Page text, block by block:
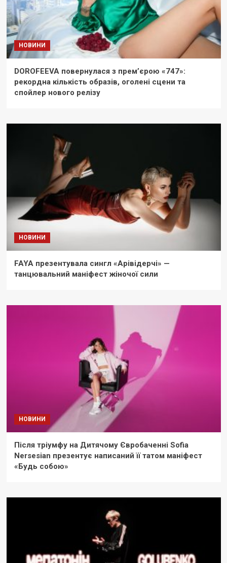
НОВИНИ
DOROFEEVA повернулася з прем’єрою «747»:
рекордна кількість образів, оголені сцени та
спойлер нового релізу
НОВИНИ
FAYA презентувала сингл «Арівідерчі» —
танцювальний маніфест жіночої сили
НОВИНИ
Після тріумфу на Дитячому Євробаченні Sofia
Nersesian презентує написаний її татом маніфест
«Будь собою»